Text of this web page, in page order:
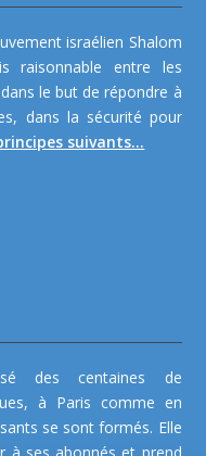
israélien Shalom
raisonnable entre les
le but de répondre à
dans la sécurité pour
suivants...
des centaines de
à Paris comme en
se sont formés. Elle